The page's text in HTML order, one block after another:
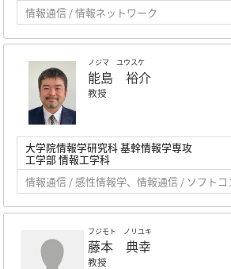
情報通信 / 情報ネットワーク
ノジマ ユウスケ
能島 裕介
教授
大学院情報学研究科 基幹情報学専攻
工学部 情報工学科
情報通信 / 感性情報学、情報通信 / ソフトコ
フジモト ノリユキ
藤本 典幸
教授